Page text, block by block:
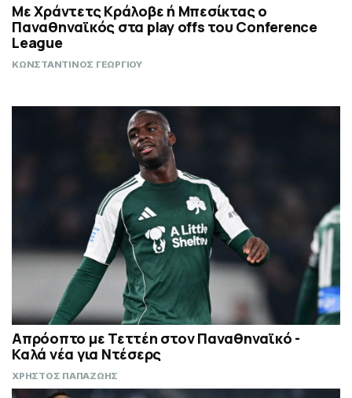
Με Χράντετς Κράλοβε ή Μπεσίκτας ο
Παναθηναϊκός στα play offs του Conference
League
ΚΩΝΣΤΑΝΤΙΝΟΣ ΓΕΩΡΓΙΟΥ
Απρόοπτο με Τεττέη στον Παναθηναϊκό -
Καλά νέα για Ντέσερς
ΧΡΗΣΤΟΣ ΠΑΠΑΖΩΗΣ